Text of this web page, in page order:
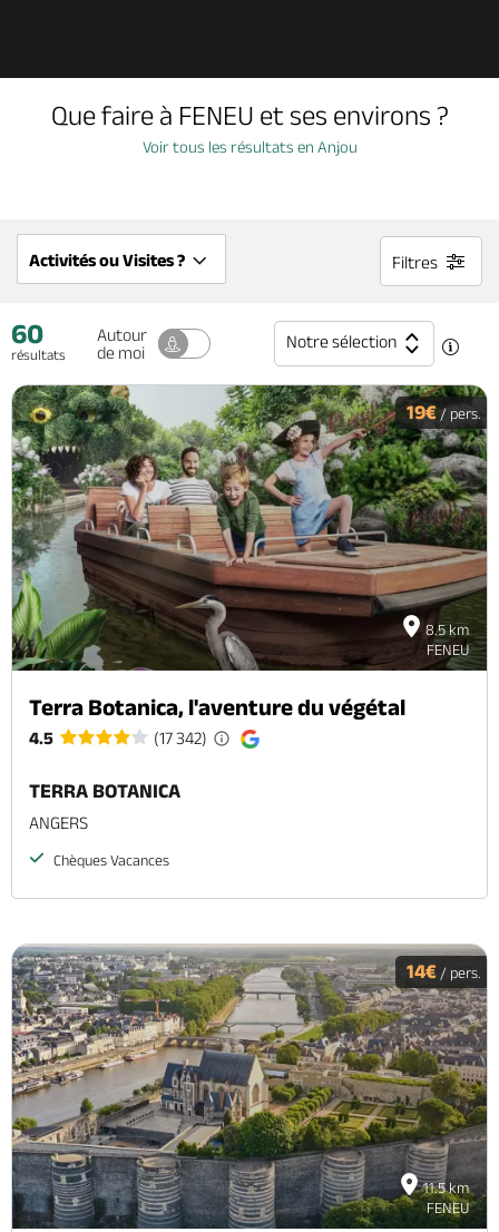
À voir, à faire
Dormir, manger
Séjours, cadeaux
Billetterie en ligne
Brochures & Cartes Offices de tourisme Comment venir ? Ecrivez-nous
Que faire à FENEU et ses environs ?
Voir tous les résultats en Anjou
Activités ou Visites ? Filtres
60
résultats
Autour
de moi
Notre sélection
8.5 km
FENEU
19€/ pers.
Terra Botanica, l'aventure du végétal
4.5 (17 342)
TERRA BOTANICA
ANGERS
Chèques Vacances
11.5 km
FENEU
14€ / pers.